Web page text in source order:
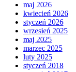
maj 2026
kwiecień 2026
styczeń 2026
wrzesień 2025
maj 2025
marzec 2025
luty 2025
styczeń 2018